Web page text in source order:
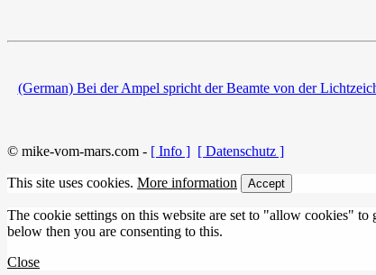
(German) Bei der Ampel spricht der Beamte von der
© mike-vom-mars.com - [ Info ] [ Datenschutz ]
This site uses cookies. More information Accept
The cookie settings on this website are set to "allow cookies"
below then you are consenting to this.
Close